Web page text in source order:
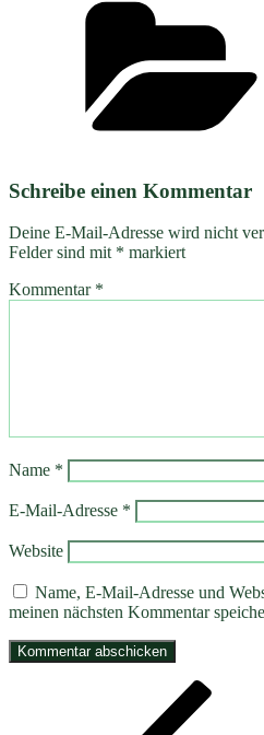
Schreibe einen Kommentar
Deine E-Mail-Adresse wird nicht
Felder sind mit * markiert
Kommentar *
Name *
E-Mail-Adresse *
Website
Name, E-Mail-Adresse und
meinen nächsten Kommentar
Beitragsnavigation